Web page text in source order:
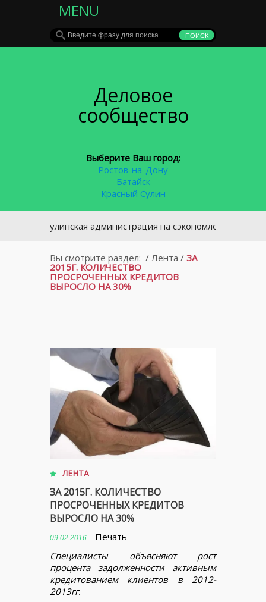
MENU
Деловое
сообщество
Выберите Ваш город:
Ростов-на-Дону
Батайск
Красный Сулин
администрация на сэкономленные деньги
Вы смотрите раздел: / Лента / ЗА
2015Г. КОЛИЧЕСТВО
ПРОСРОЧЕННЫХ КРЕДИТОВ
ВЫРОСЛО НА 30%
ЛЕНТА
ЗА 2015Г. КОЛИЧЕСТВО
ПРОСРОЧЕННЫХ КРЕДИТОВ
ВЫРОСЛО НА 30%
09.02.2016
Печать
Специалисты объясняют рост
процента задолженности активным
кредитованием клиентов в 2012-
2013гг.